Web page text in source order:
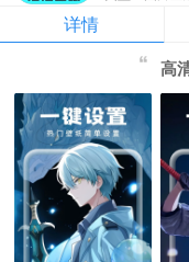
详情
高